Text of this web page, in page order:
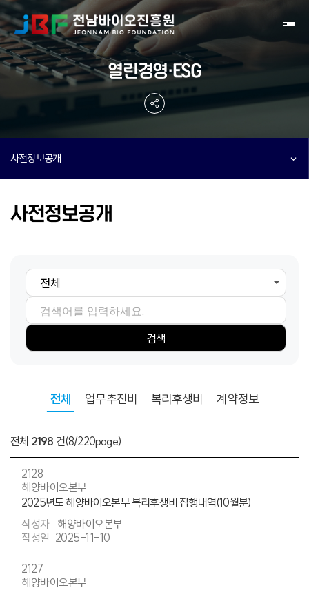
열린경영·ESG
사전정보공개
사전정보공개
검색
전체 업무추진비 복리후생비 계약정보
전체 2198 건(8/220page)
2128
해양바이오본부
2025년도 해양바이오본부 복리후생비 집행내역(10월분)
해양바이오본부
2025-11-10
2127
해양바이오본부